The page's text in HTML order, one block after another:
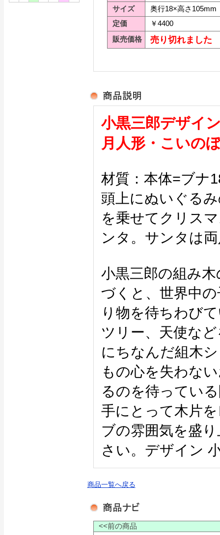
サイズ
奥行18×高さ105mm
定価
￥4400
販売価格
売り切れました
小黒三郎デザイ
月人形・こいの
材質：本体=ブナ
頭上にぬいぐる
を乗せてクリス
ンタ。サンタは
小黒三郎の組み
づくと、世界中
り物を待ちわび
ツリー、天使な
にちなんだ組木
もの心を失わな
るのを待ってい
手にとって木片
ブの雰囲気を盛
さい。デザイン
商品一覧へ戻る
<<前の商品